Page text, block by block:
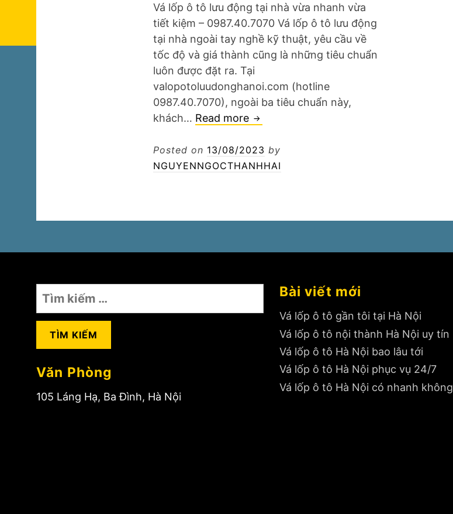
Vá lốp ô tô lưu động tại nhà vừa nhanh vừa
tiết kiệm – 0987.40.7070 Vá lốp ô tô lưu động
tại nhà ngoài tay nghề kỹ thuật, yêu cầu về
tốc độ và giá thành cũng là những tiêu chuẩn
luôn được đặt ra. Tại
valopotoluudonghanoi.com (hotline
0987.40.7070), ngoài ba tiêu chuẩn này,
khách… Read more Vá
ô
tô
Posted on 13/08/2023 by
NGUYENNGOCTHANHHAI
Tìm
cho:
Văn Phòng
105 Láng Hạ, Ba Đình, Hà Nội
Bài viết mới
Vá lốp ô tô gần tôi tại Hà Nội
Vá lốp ô tô nội thành Hà Nội uy tín
Vá lốp ô tô Hà Nội bao lâu tới
Vá lốp ô tô Hà Nội phục vụ 24/7
Vá lốp ô tô Hà Nội có nhanh không